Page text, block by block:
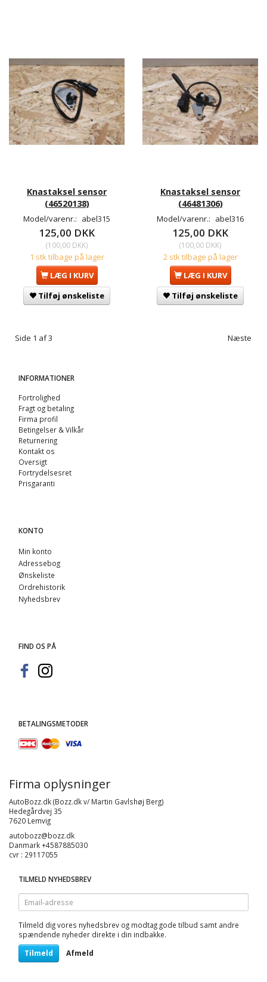
Knastaksel sensor
(46520138)
Model/varenr.: abel315
125,00 DKK
(100,00 DKK)
1 stk tilbage på lager
LÆG I KURV
Tilføj ønskeliste
Knastaksel sensor
(46481306)
Model/varenr.: abel316
125,00 DKK
(100,00 DKK)
2 stk tilbage på lager
LÆG I KURV
Tilføj ønskeliste
Side 1 af 3 Næste
INFORMATIONER
Fortrolighed
Fragt og betaling
Firma profil
Betingelser & Vilkår
Returnering
Kontakt os
Oversigt
Fortrydelsesret
Prisgaranti
KONTO
Min konto
Adressebog
Ønskeliste
Ordrehistorik
Nyhedsbrev
FIND OS PÅ
BETALINGSMETODER
Firma oplysninger
AutoBozz.dk (Bozz.dk v/ Martin Gavlshøj Berg)
Hedegårdvej 35
7620 Lemvig
autobozz@bozz.dk
Danmark +4587885030
cvr : 29117055
TILMELD NYHEDSBREV
Email-
adresse
Tilmeld dig vores nyhedsbrev og modtag gode tilbud samt andre
spændende nyheder direkte i din indbakke.
Tilmeld Afmeld